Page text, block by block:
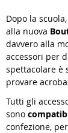
Dopo la
alla nuova
davvero alla
accessori per
spettacolare è
provare
Tutti gli
sono
confezione,